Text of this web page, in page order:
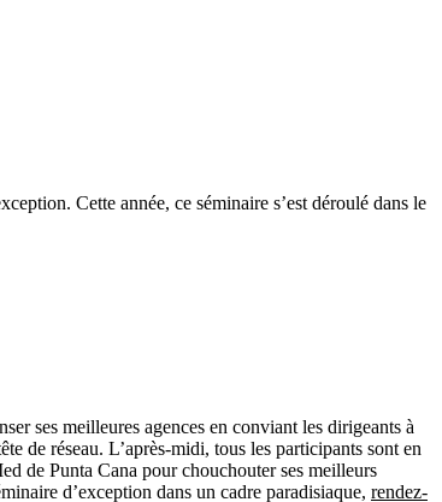
Cette année, ce séminaire s’est déroulé dans le
ses meilleures agences en conviant les dirigeants à
de réseau. L’après-midi, tous les participants sont en
de Punta Cana pour chouchouter ses meilleurs
d’exception dans un cadre paradisiaque, rendez-